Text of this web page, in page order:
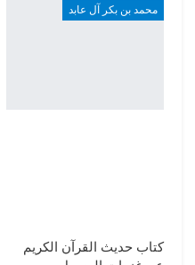
محمد بن بكر آل عابد
كتاب حديث القرآن الكريم